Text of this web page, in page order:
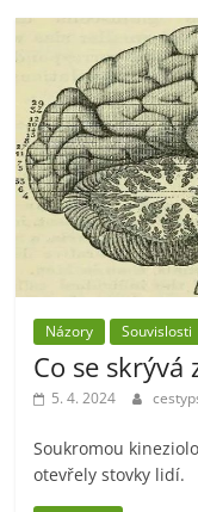
Názory Souvislosti
Co se skrývá
5. 4. 2024
Soukromou
otevřely stovky lidí.